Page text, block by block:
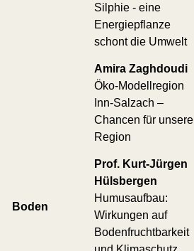
Silphie - eine
Energiepflanze
schont die Umwelt
Amira Zaghdoudi
Öko-Modellregion
Inn-Salzach –
Chancen für unsere
Region
Boden
Prof. Kurt-Jürgen
Hülsbergen
Humusaufbau:
Wirkungen auf
Bodenfruchtbarkeit